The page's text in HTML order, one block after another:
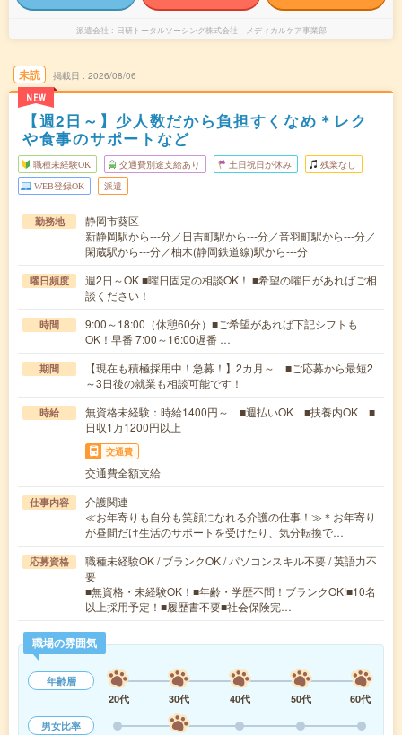
派遣会社 日研トータルソーシング株式会社 メディカルケア事業部
未読
NEW
掲載日 2026/08/06
【週2日～】少人数だから負担すくなめ＊レク
や食事のサポートなど
職種未経験OK 交通費別途支給あり 土日祝日が休み 残業なし
WEB登録OK 派遣
勤務地
静岡市葵区
新静岡駅から---分／日吉町駅から---分／音羽町駅から---分／
閑蔵駅から---分／柚木(静岡鉄道線)駅から---分
曜日頻度
週2日～OK ■曜日固定の相談OK！ ■希望の曜日があればご相
談ください！
時間
9:00～18:00（休憩60分）■ご希望があれば下記シフトも
OK！早番 7:00～16:00遅番 …
期間
【現在も積極採用中！急募！】2カ月～ ■ご応募から最短2
～3日後の就業も相談可能です！
時給
無資格未経験：時給1400円～ ■週払いOK ■扶養内OK ■
日収1万1200円以上
交通費
交通費全額支給
仕事内容
介護関連
≪お年寄りも自分も笑顔になれる介護の仕事！≫＊お年寄り
が昼間だけ生活のサポートを受けたり、気分転換で…
応募資格
職種未経験OK / ブランクOK / パソコンスキル不要 / 英語力不
要
■無資格・未経験OK！■年齢・学歴不問！ブランクOK!■10名
以上採用予定！■履歴書不要■社会保険完…
職場の雰囲気
年齢層
20代
30代 40代 50代
60代
男女比率